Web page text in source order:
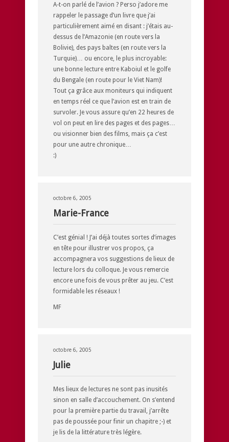
A-t-on parlé de l’avion ? Perso j’adore me
rappeler le passage d’un livre que j’ai
particulièrement aimé en disant : j’étais au-
dessus de l’Amazonie (en route vers la
Bolivie), des pays baltes (en route vers la
Turquie)… ou encore, le plus incroyable:
une bonne lecture entre Kaboiul et le golfe
du Bengale (en route pour le Viet Nam)!
Tout ça grâce aux moniteurs qui indiquent
en temps réel ce que l’avion est en train de
survoler. Je vous assure qu’en 22 heures de
vol on peut en lire des pages et des pages…
ou visionner bien des films, mais ça c’est
pour une autre chronique…
:)
octobre 6, 2005
Marie-France
C’est génial ! J’ai déjà toutes sortes d’images
en tête pour illustrer vos propos, ça
accompagnera vos suggestions de lieux de
lecture lors du colloque. Je vous remercie
encore une fois de vous prêter au jeu. C’est
formidable les réseaux !
MF
octobre 6, 2005
Julie
Mes lieux de lectures ne sont pas inusités
sinon en salle d’accouchement. On s’entend
pour la première partie du travail, j’arrête
pas de poussée pour finir un chapitre ;-) et
je lis de la littérature très légère.